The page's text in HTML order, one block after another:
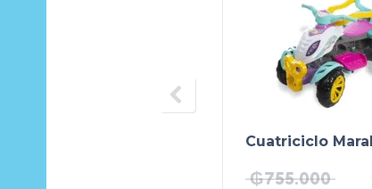
Cuatriciclo
₲755.000